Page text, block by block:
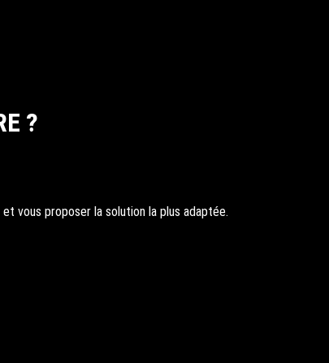
?
vous proposer la solution la plus adaptée.